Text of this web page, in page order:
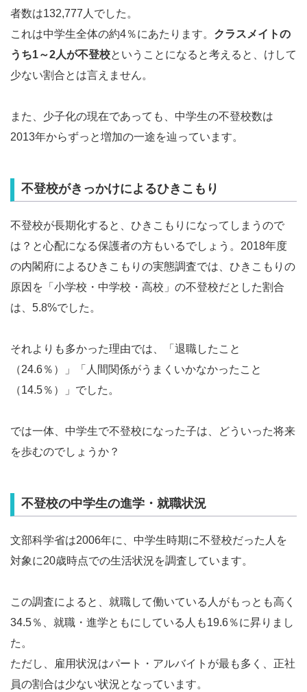
者数は132,777人でした。
これは中学生全体の約4％にあたります。 クラスメイトの
うち1～2人が不登校ということになると考えると、けして
少ない割合とは言えません。
また、少子化の現在であっても、中学生の不登校数は
2013年からずっと増加の一途を辿っています。
不登校がきっかけによるひきこもり
不登校が長期化すると、ひきこもりになってしまうので
は？と心配になる保護者の方もいるでしょう。2018年度
の内閣府によるひきこもりの実態調査では、ひきこもりの
原因を「小学校・中学校・高校」の不登校だとした割合
は、5.8%でした。
それよりも多かった理由では、「退職したこと
（24.6％）」「人間関係がうまくいかなかったこと
（14.5％）」でした。
では一体、中学生で不登校になった子は、どういった将来
を歩むのでしょうか？
不登校の中学生の進学・就職状況
文部科学省は2006年に、中学生時期に不登校だった人を
対象に20歳時点での生活状況を調査しています。
この調査によると、就職して働いている人がもっとも高く
34.5％、就職・進学ともにしている人も19.6％に昇りまし
た。
ただし、雇用状況はパート・アルバイトが最も多く、正社
員の割合は少ない状況となっています。